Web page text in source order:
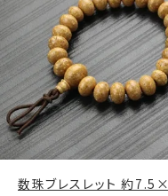
数珠ブレスレット 約7.5×